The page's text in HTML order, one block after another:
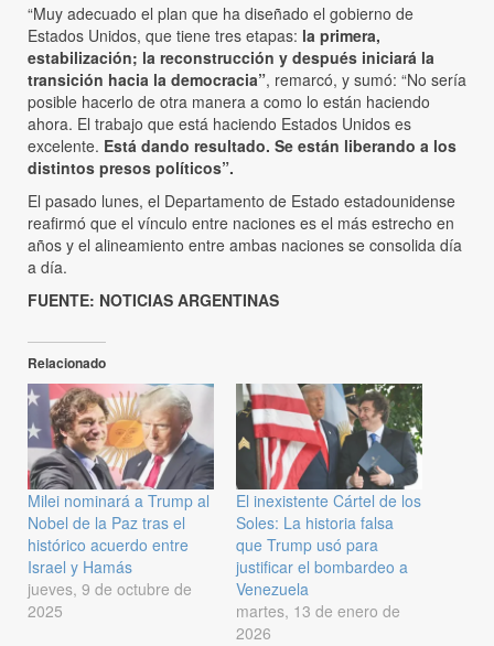
“Muy adecuado el plan que ha diseñado el gobierno de
Estados Unidos, que tiene tres etapas: la primera,
estabilización; la reconstrucción y después iniciará la
transición hacia la democracia”, remarcó, y sumó: “No sería
posible hacerlo de otra manera a como lo están haciendo
ahora. El trabajo que está haciendo Estados Unidos es
excelente. Está dando resultado. Se están liberando a los
distintos presos políticos”.
El pasado lunes, el Departamento de Estado estadounidense
reafirmó que el vínculo entre naciones es el más estrecho en
años y el alineamiento entre ambas naciones se consolida día
a día.
FUENTE: NOTICIAS ARGENTINAS
Relacionado
Milei nominará a Trump al
Nobel de la Paz tras el
histórico acuerdo entre
Israel y Hamás
jueves, 9 de octubre de
2025
El inexistente Cártel de los
Soles: La historia falsa
que Trump usó para
justificar el bombardeo a
Venezuela
martes, 13 de enero de
2026